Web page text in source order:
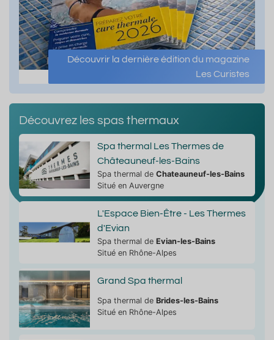
Découvrir la dernière édition du magazine
Les Curistes
Découvrez les spas thermaux
Spa thermal Les Thermes de
Châteauneuf-les-Bains
Spa thermal de Chateauneuf-les-Bains
Situé en Auvergne
L'Espace Bien-Être - Les Thermes
d'Evian
Spa thermal de Evian-les-Bains
Situé en Rhône-Alpes
Grand Spa thermal
Spa thermal de Brides-les-Bains
Situé en Rhône-Alpes